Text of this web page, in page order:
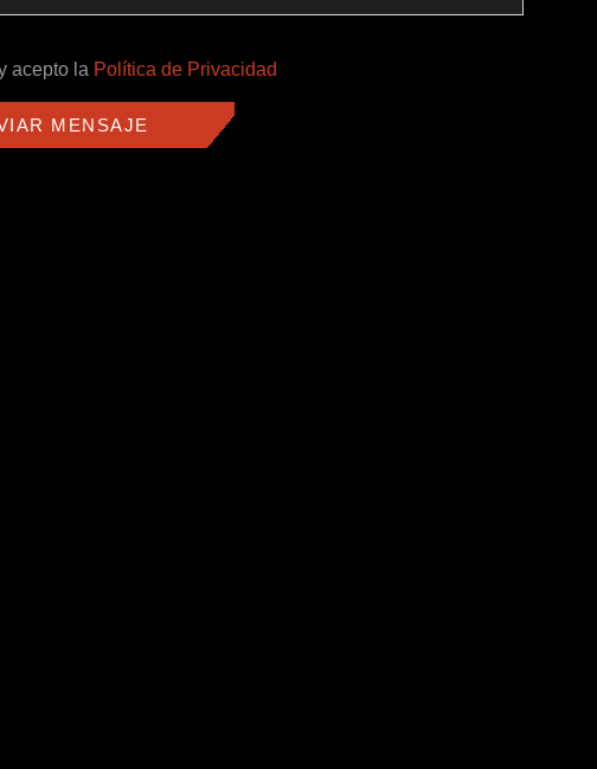
acepto la Política de Privacidad